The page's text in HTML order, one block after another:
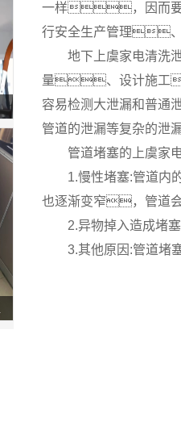
一样，因而要
行安全生产管理
地下上虞家电清
量、设计施工
容易检测大泄漏和普
管道的泄漏等复杂的
管道堵塞的上虞家
1.慢性堵塞:管道
也逐渐变窄，管道
2.异物掉入造成
3.其他原因:管道